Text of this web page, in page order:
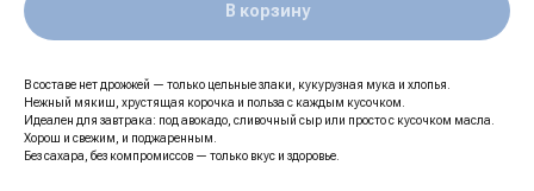
В корзину
В составе нет дрожжей — только цельные злаки, кукурузная мука и хлопья.
Нежный мякиш, хрустящая корочка и польза с каждым кусочком.
Идеален для завтрака: под авокадо, сливочный сыр или просто с кусочком масла.
Хорош и свежим, и поджаренным.
Без сахара, без компромиссов — только вкус и здоровье.